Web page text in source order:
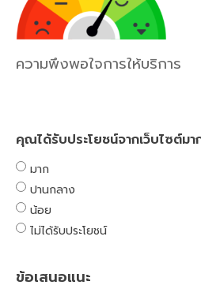
ความพึงพอใจการให้บริการ
คุณได้รับประโยชน์จากเว็บไซต์ม
มาก
ปานกลาง
น้อย
ไม่ได้รับประโยชน์
ข้อเสนอแนะ